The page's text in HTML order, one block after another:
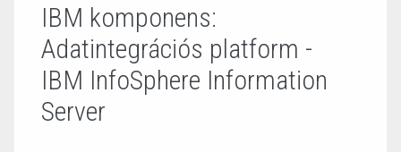
IBM komponens:
Adatintegrációs platform -
IBM InfoSphere Information
Server